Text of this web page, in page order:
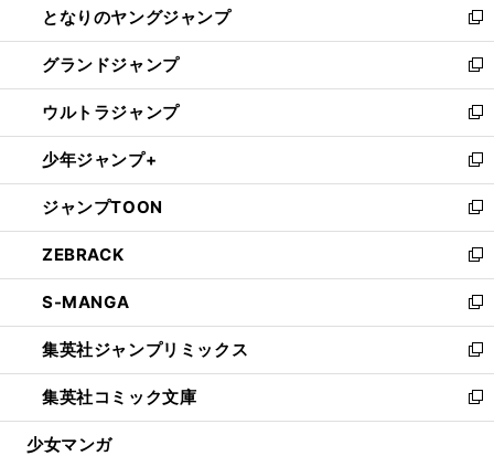
く
ド
ウ
で
開
く
ィ
ン
ド
ウ
で
開
く
い
ウ
ィ
ン
ド
ウ
で
開
く
となりのヤングジャンプ
新
し
い
ウ
ィ
ン
ド
ウ
で
開
く
グランドジャンプ
新
し
い
ウ
ィ
ン
ド
ウ
で
開
く
ウルトラジャンプ
新
し
い
ウ
ィ
ン
ド
ウ
で
開
く
少年ジャンプ+
新
し
い
ウ
ィ
ン
ド
ウ
で
開
く
ジャンプTOON
新
し
い
ウ
ィ
ン
ド
ウ
で
開
ZEBRACK
新
し
い
ウ
ィ
ン
ド
ウ
S-MANGA
新
し
い
ウ
ィ
ン
集英社ジャンプリミックス
新
し
い
ウ
集英社コミック文庫
新
し
少女マンガ